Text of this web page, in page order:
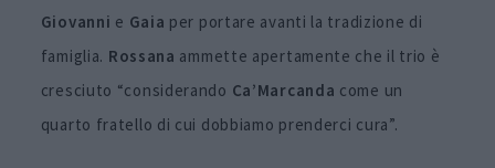
Giovanni e Gaia per portare avanti la tradizione di
famiglia. Rossana ammette apertamente che il trio è
cresciuto “considerando Ca’Marcanda come un
quarto fratello di cui dobbiamo prenderci cura”.